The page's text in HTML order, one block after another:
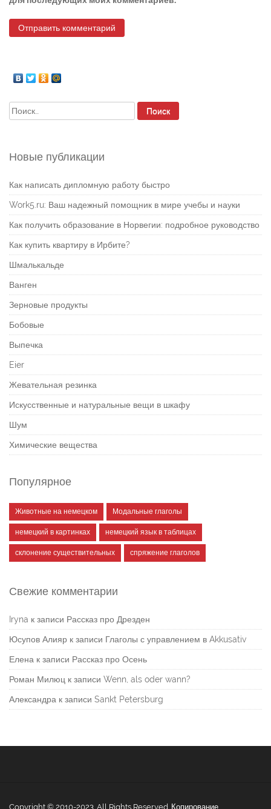
Найти:
Новые публикации
Как написать дипломную работу быстро
Work5.ru: Ваш надежный помощник в мире учебы и науки
Как получить образование в Норвегии: подробное руководство
Как купить квартиру в Ирбите?
Шмалькальде
Ванген
Зерновые продукты
Бобовые
Выпечка
Eier
Жевательная резинка
Искусственные и натуральные вещи в шкафу
Шум
Химические вещества
Популярное
Животные на немецком Модальные глаголы
немецкий в картинках немецкий язык в таблицах
склонение существительных спряжение глаголов
Свежие комментарии
Iryna к записи Рассказ про Дрезден
Юсупов Алияр к записи Глаголы с управлением в Akkusativ
Елена к записи Рассказ про Осень
Роман Милюц к записи Wenn, als oder wann?
Александра к записи Sankt Petersburg
Copyright © 2010-2023. All Rights Reserved. Копирование